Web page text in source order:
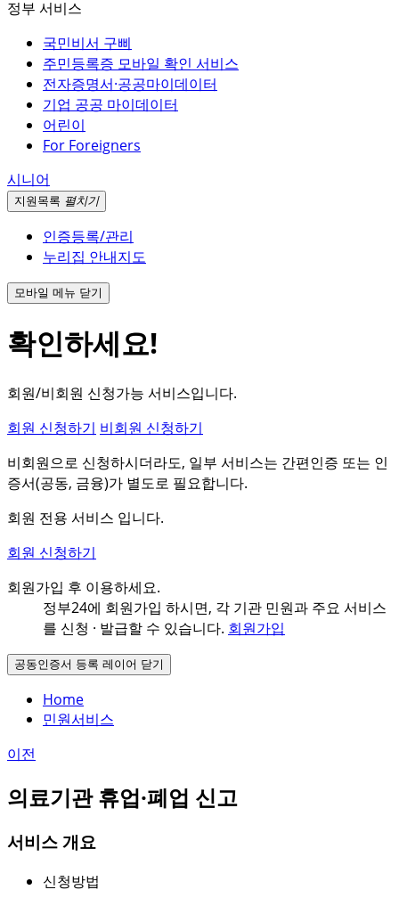
정부 서비스
국민비서 구삐
주민등록증 모바일 확인 서비스
전자증명서·공공마이데이터
기업 공공 마이데이터
어린이
For Foreigners
시니어
지원 목록 펼치기
인증등록/관리
누리집 안내지도
모바일 메뉴 닫기
확인하세요!
회원/비회원 신청가능 서비스입니다.
회원 신청하기 비회원 신청하기
비회원으로 신청하시더라도, 일부 서비스는 간편인증 또는 인
증서(공동, 금융)가 별도로 필요합니다.
회원 전용 서비스 입니다.
회원 신청하기
회원가입 후 이용하세요.
정부24에 회원가입 하시면, 각 기관 민원과 주요 서비스
를 신청 · 발급할 수 있습니다. 회원가입
공동인증서 등록 레이어 닫기
Home
민원서비스
이전
의료기관 휴업·폐업 신고
서비스 개요
신청방법